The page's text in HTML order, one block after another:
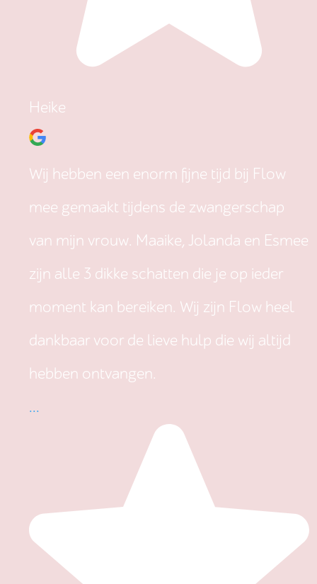
Heike
Wij hebben een enorm fijne tijd bij Flow
mee gemaakt tijdens de zwangerschap
van mijn vrouw. Maaike, Jolanda en Esmee
zijn alle 3 dikke schatten die je op ieder
moment kan bereiken. Wij zijn Flow heel
dankbaar voor de lieve hulp die wij altijd
hebben ontvangen.
...